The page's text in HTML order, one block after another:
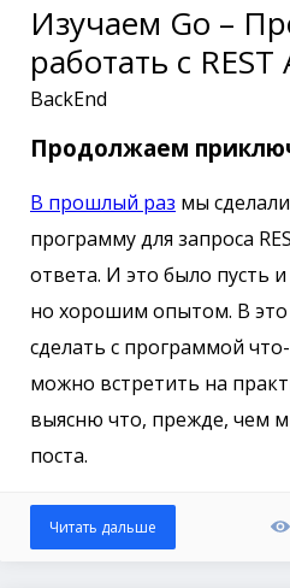
Изучаем Go –
работать с REST
BackEnd
Продолжаем
В прошлый раз мы
программу для запроса
ответа. И это было пусть
но хорошим опытом. В
сделать с программой
можно встретить на
выясню что, прежде, чем
поста.
Читать дальше